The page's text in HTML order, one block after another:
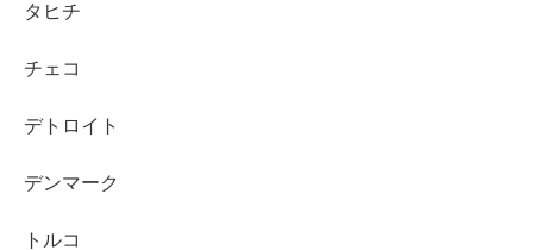
タヒチ
チェコ
デトロイト
デンマーク
トルコ